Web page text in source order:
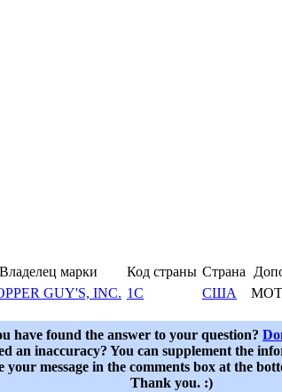
Владелец марки Код страны Страна
GUY'S, INC. 1C США
have found the answer to your question?
an inaccuracy? You can supplement the
your message in the comments box at the
Thank you. :)